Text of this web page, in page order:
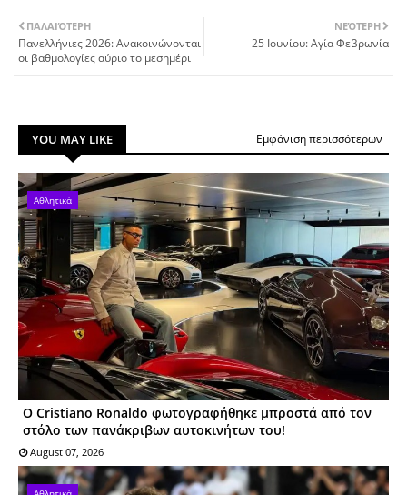
ΝΕΌΤΕΡΗ
25 Ιουνίου: Αγία Φεβρωνία
ΠΑΛΑΙΌΤΕΡΗ
Πανελλήνιες 2026: Ανακοινώνονται
οι βαθμολογίες αύριο το μεσημέρι
YOU MAY LIKE Εμφάνιση περισσότερων
Αθλητικά
Ο Cristiano Ronaldo φωτογραφήθηκε μπροστά από τον
στόλο των πανάκριβων αυτοκινήτων του!
August 07, 2026